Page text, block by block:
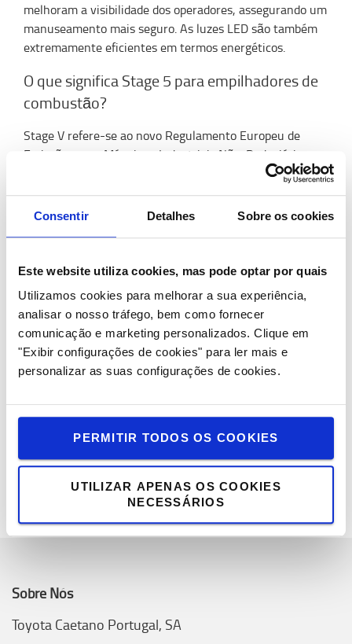
Consentir Detalhes Sobre os cookies
Este website utiliza cookies, mas pode optar por quais
Utilizamos cookies para melhorar a sua experiência,
analisar o nosso tráfego, bem como fornecer
comunicação e marketing personalizados. Clique em
"Exibir configurações de cookies" para ler mais e
personalizar as suas configurações de cookies.
PERMITIR TODOS OS COOKIES
UTILIZAR APENAS OS COOKIES
NECESSÁRIOS
melhoram a visibilidade dos operadores, assegurando um
manuseamento mais seguro. As luzes LED são também
extremamente eficientes em termos energéticos.
O que significa Stage 5 para empilhadores de
combustão?
Stage V refere-se ao novo Regulamento Europeu de
Emissões para Máquinas Industriais Não-Rodoviárias,
incluindo empilhadores ((UE) 2016/1628), cuja fase final
de introdução, relativa aos motores com potência
superior a 56Kw, entrou em vigor, no início de 2020. O
de escape dos motores diesel e gas/gasolina (GPL).
O que eu tenho que saber como cliente?
Garantimos que os nossos motores cumprem largamente
o regulamento de emissões, oferecendo-lhe, como
sempre, a melhor qualidade e desempenho Toyota, com o
Toyota Material Handling continua a trabalhar com
vantagens em termos de durabilidade, disponibilidade de
peças, facilidade de manutenção e muito mais.
Sobre Nós
Toyota Caetano Portugal, SA